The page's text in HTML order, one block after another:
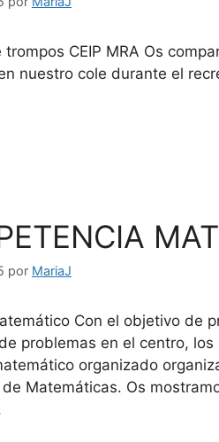
trompos CEIP MRA Os
nuestro cole durante el
por MariaJ
Con el objetivo de
problemas en el centro,
organizado
Matemáticas. Os